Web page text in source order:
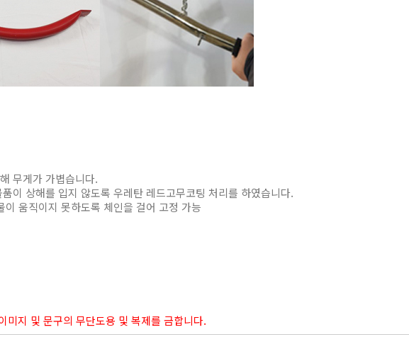
무게가 가볍습니다.
이 상해를 입지 않도록 우레탄 레드고무코팅 처리를 하였습니다.
움직이지 못하도록 체인을 걸어 고정 가능
문구의 무단도용 및 복제를 금합니다.